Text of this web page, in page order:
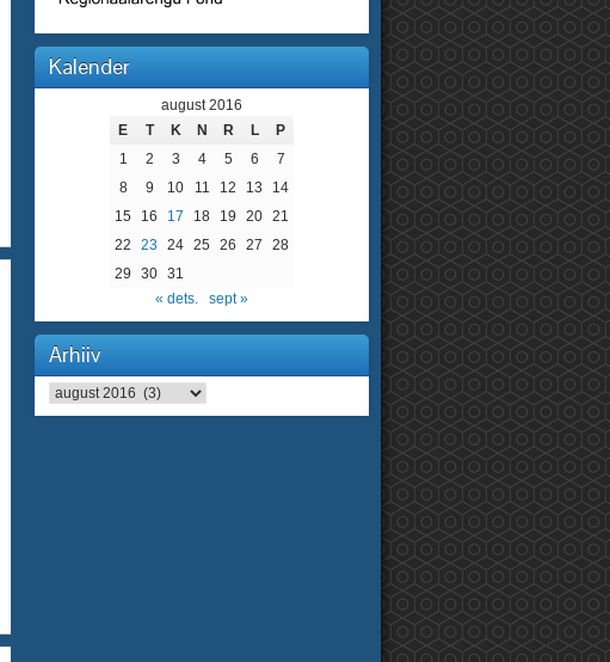
Kalender
august 2016
E
T K N R L
P
1
2 3 4 5 6
7
8
9 10 11 12 13
14
15
16 17 18 19 20 21
22
23 24 25 26 27
28
29
30 31
« dets.
sept »
Arhiiv
Arhiiv